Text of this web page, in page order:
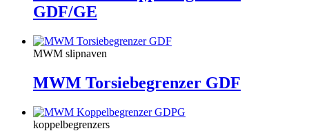
GDF/GE
MWM slipnaven
MWM Torsiebegrenzer GDF
koppelbegrenzers